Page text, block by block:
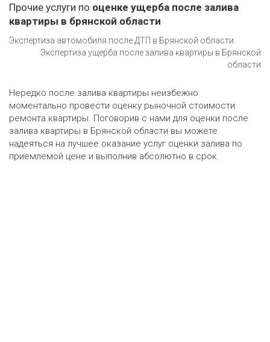
Прочие услуги по оценке ущерба после залива
квартиры в брянской области
Экспертиза автомобиля после ДТП в Брянской области
Экспертиза ущерба после залива квартиры в Брянской
области
Нередко после залива квартиры неизбежно
моментально провести оценку рыночной стоимости
ремонта квартиры. Поговорив с нами для оценки после
залива квартиры в Брянской области вы можете
надеяться на лучшее оказание услуг оценки залива по
приемлемой цене и выполнив абсолютно в срок.